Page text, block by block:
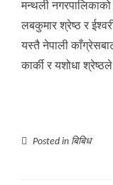
मन्थली
लबकुमार श्रेष्ठ र
यस्तै नेपाली
कार्की र यशोधा
Posted in बिबिध